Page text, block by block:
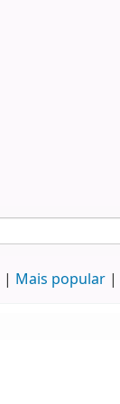
Mais popular